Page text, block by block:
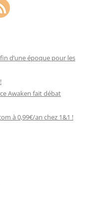
d’une époque pour les
Awaken fait débat
à 0,99€/an chez 1&1 !